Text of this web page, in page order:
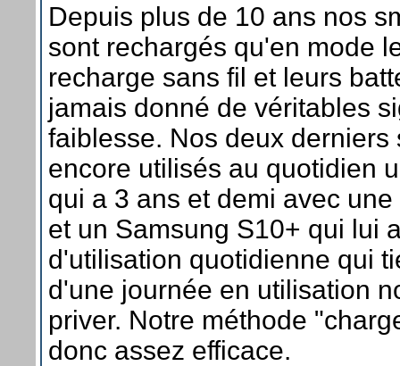
Depuis plus de 10 ans nos
sont rechargés qu'en mode
recharge sans fil et leurs
jamais donné de véritables
faiblesse. Nos deux derniers
encore utilisés au quotidien
qui a 3 ans et demi avec
et un Samsung S10+ qui lui
d'utilisation quotidienne qui
d'une journée en utilisation
priver. Notre méthode
donc assez efficace.